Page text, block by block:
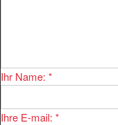
Ihr Name: *
Ihre E-mail: *